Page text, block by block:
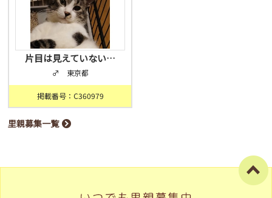
片目は見えていない…
♂ 東京都
掲載番号：C360979
里親募集一覧